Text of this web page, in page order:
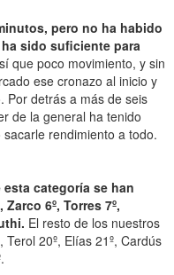
pero no ha habido
sido suficiente para
que poco movimiento, y sin
ese cronazo al inicio y
Por detrás a más de seis
de la general ha tenido
rendimiento a todo.
esta categoría se han
6º, Torres 7º,
El resto de los nuestros
20º, Elías 21º, Cardús